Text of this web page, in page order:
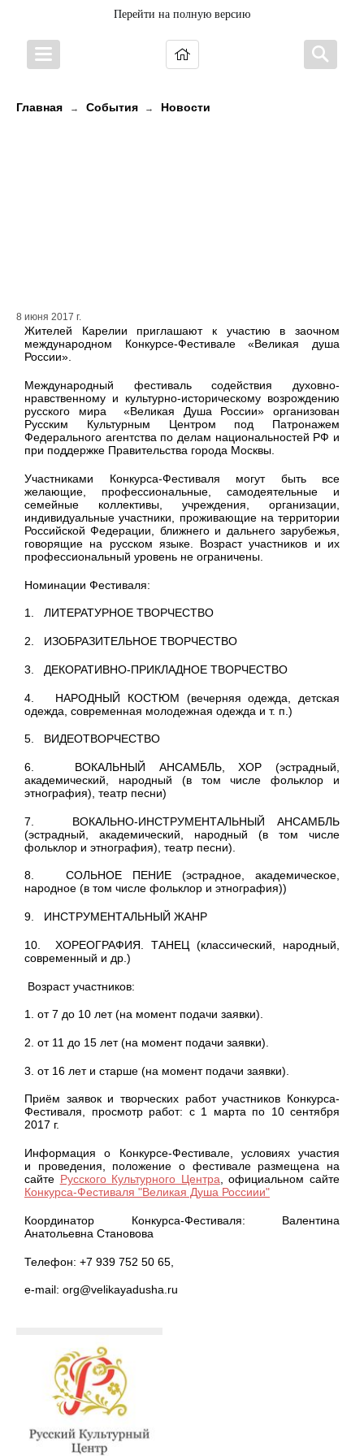
Перейти на полную версию
Главная → События → Новости
8 июня 2017 г.
Жителей Карелии приглашают к участию в заочном
международном Конкурсе-Фестивале «Великая душа
России».
Международный фестиваль содействия духовно-
нравственному и культурно-историческому возрождению
русского мира «Великая Душа России» организован
Русским Культурным Центром под Патронажем
Федерального агентства по делам национальностей РФ и
при поддержке Правительства города Москвы.
Участниками Конкурса-Фестиваля могут быть все
желающие, профессиональные, самодеятельные и
семейные коллективы, учреждения, организации,
индивидуальные участники, проживающие на территории
Российской Федерации, ближнего и дальнего зарубежья,
говорящие на русском языке. Возраст участников и их
профессиональный уровень не ограничены.
Номинации Фестиваля:
1. ЛИТЕРАТУРНОЕ ТВОРЧЕСТВО
2. ИЗОБРАЗИТЕЛЬНОЕ ТВОРЧЕСТВО
3. ДЕКОРАТИВНО-ПРИКЛАДНОЕ ТВОРЧЕСТВО
4. НАРОДНЫЙ КОСТЮМ (вечерняя одежда, детская
одежда, современная молодежная одежда и т. п.)
5. ВИДЕОТВОРЧЕСТВО
6. ВОКАЛЬНЫЙ АНСАМБЛЬ, ХОР (эстрадный,
академический, народный (в том числе фольклор и
этнография), театр песни)
7. ВОКАЛЬНО-ИНСТРУМЕНТАЛЬНЫЙ АНСАМБЛЬ
(эстрадный, академический, народный (в том числе
фольклор и этнография), театр песни).
8. СОЛЬНОЕ ПЕНИЕ (эстрадное, академическое,
народное (в том числе фольклор и этнография))
9. ИНСТРУМЕНТАЛЬНЫЙ ЖАНР
10. ХОРЕОГРАФИЯ. ТАНЕЦ (классический, народный,
современный и др.)
Возраст участников:
1. от 7 до 10 лет (на момент подачи заявки).
2. от 11 до 15 лет (на момент подачи заявки).
3. от 16 лет и старше (на момент подачи заявки).
Приём заявок и творческих работ участников Конкурса-
Фестиваля, просмотр работ: с 1 марта по 10 сентября
2017 г.
Информация о Конкурсе-Фестивале, условиях участия
и проведения, положение о фестивале размещена на
сайте Русского Культурного Центра , официальном сайте
Конкурса-Фестиваля "Великая Душа Россиии"
Координатор Конкурса-Фестиваля: Валентина
Анатольевна Становова
Телефон: +7 939 752 50 65,
e-mail: org@velikayadusha.ru